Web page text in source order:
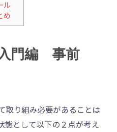
ル
め
門編 事前
取り組み必要があることは
態として以下の２点が考え